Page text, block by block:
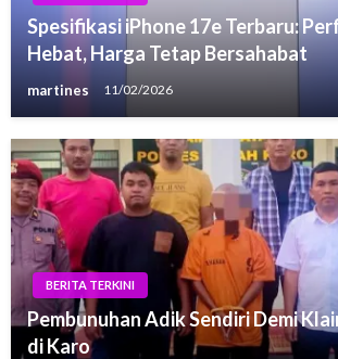
Spesifikasi iPhone 17e Terbaru:
Hebat, Harga Tetap Bersahabat
martines 11/02/2026
BERITA TERKINI
Pembunuhan Adik Sendiri Demi
di Karo